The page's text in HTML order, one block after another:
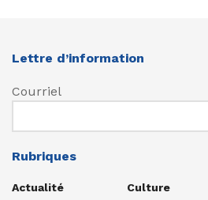
Lettre d’information
Courriel
Rubriques
Actualité
Culture